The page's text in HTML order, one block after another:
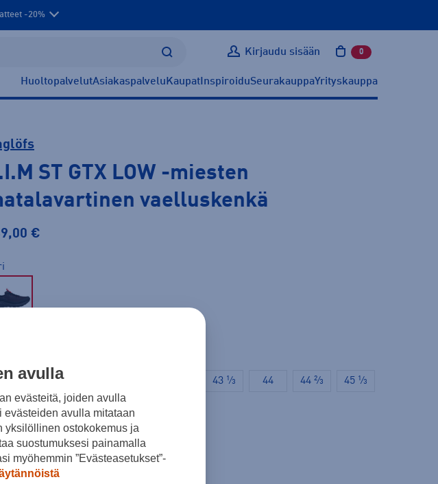
-20%
Kirjaudu sisään 0 tuotetta
HuoltopalvelutAsiakaspalvelu Kaupat InspiroiduSeurakauppaYrityskauppa
ST GTX LOW -miesten
vaelluskenkä
€
40 40 ⅔ 43 ⅓ 44 44 ⅔ 45 ⅓
46 46 ⅔ 47 ⅓
avulla
evästeitä, joiden avulla
avulla mitataan
yksilöllinen ostokokemus ja
suostumuksesi painamalla
myöhemmin ”Evästeasetukset”-